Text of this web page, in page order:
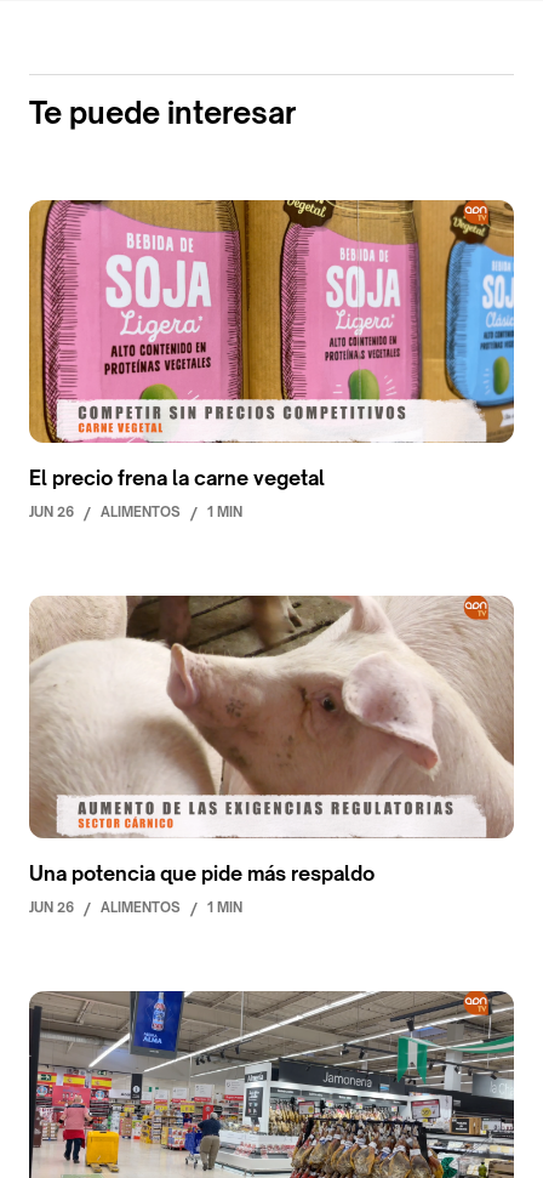
Te puede interesar
El precio frena la carne vegetal
JUN 26 / ALIMENTOS / 1 MIN
Una potencia que pide más respaldo
JUN 26 / ALIMENTOS / 1 MIN